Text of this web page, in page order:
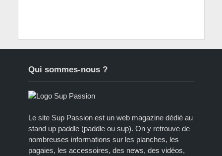
Qui sommes-nous ?
Le site Sup Passion est un web magazine dédié au
stand up paddle (paddle ou sup). On y retrouve de
nombreuses informations sur les planches, les
pagaies, les accessoires, des news, des vidéos,